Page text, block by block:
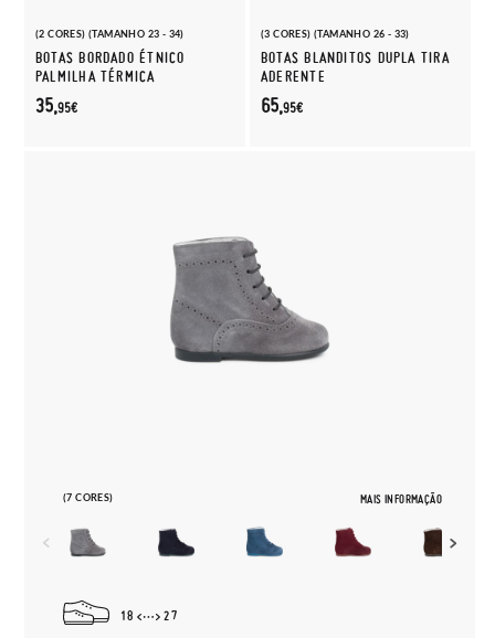
(2 CORES) (TAMANHO 23 - 34)
BOTAS BORDADO ÉTNICO
PALMILHA TÉRMICA
35,95€
(3 CORES) (TAMANHO 26 - 33)
BOTAS BLANDITOS DUPLA TIRA
ADERENTE
65,95€
(7 CORES) MAIS INFORMAÇÃO
18 27